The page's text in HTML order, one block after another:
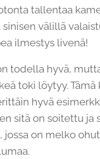
tallentaa
välillä
ilmestys livenä!
todella hyvä,
toki löytyy. Tämä
hyvä
sitä on soitettu ja
jossa on melko